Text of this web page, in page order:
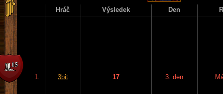
Hráč Výsledek Den
1. 3bit 17 3. den